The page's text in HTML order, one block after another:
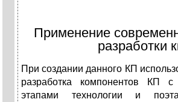
Применение
разработки
При создании данного КП
разработка компонентов КП с
этапами технологии и